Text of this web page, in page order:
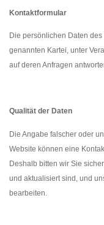
Kontaktformular
Die persönlichen Daten
genannten Kartei, unter
auf deren Anfragen
Qualität der Daten
Die Angabe falscher oder
Website können eine
Deshalb bitten wir Sie
und aktualisiert sind, und
bearbeiten.